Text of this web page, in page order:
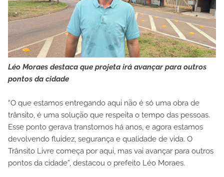
Léo Moraes destaca que projeta irá avançar para outros
pontos da cidade
“O que estamos entregando aqui não é só uma obra de
trânsito, é uma solução que respeita o tempo das pessoas.
Esse ponto gerava transtornos há anos, e agora estamos
devolvendo fluidez, segurança e qualidade de vida. O
Trânsito Livre começa por aqui, mas vai avançar para outros
pontos da cidade”, destacou o prefeito Léo Moraes.